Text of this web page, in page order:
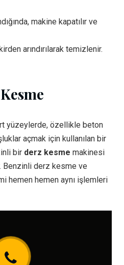
makine kapatılır ve
arındırılarak temizlenir.
yüzeylerde, özellikle beton
açmak için kullanılan bir
bir derz kesme makinesi
Benzinli derz kesme ve
hemen hemen aynı işlemleri